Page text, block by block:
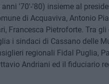
'70'-'80) insieme al
di Acquaviva, Antonio
Francesca Pietroforte. Tra
i sindaci di Cassano delle
regionali Fidal Puglia,
Andriani ed il fiduciario